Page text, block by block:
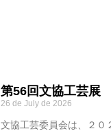
第56回文協工芸展
26 de July de 2026
文協工芸委員会は、２０